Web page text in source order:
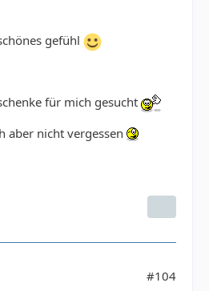
gefühl
für mich gesucht
aber nicht vergessen
#104